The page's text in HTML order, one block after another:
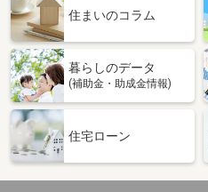
住まいのコラム
暮らしのデータ
(補助金・助成金情報)
住宅ローン